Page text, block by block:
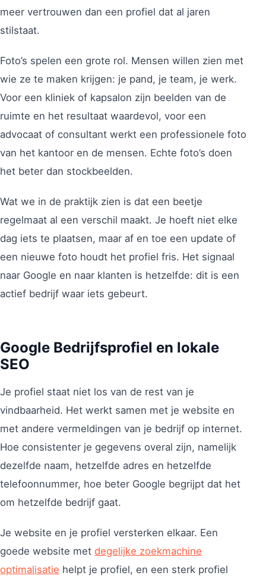
meer vertrouwen dan een profiel dat al jaren
stilstaat.
Foto’s spelen een grote rol. Mensen willen zien met
wie ze te maken krijgen: je pand, je team, je werk.
Voor een kliniek of kapsalon zijn beelden van de
ruimte en het resultaat waardevol, voor een
advocaat of consultant werkt een professionele foto
van het kantoor en de mensen. Echte foto’s doen
het beter dan stockbeelden.
Wat we in de praktijk zien is dat een beetje
regelmaat al een verschil maakt. Je hoeft niet elke
dag iets te plaatsen, maar af en toe een update of
een nieuwe foto houdt het profiel fris. Het signaal
naar Google en naar klanten is hetzelfde: dit is een
actief bedrijf waar iets gebeurt.
Google Bedrijfsprofiel en lokale
SEO
Je profiel staat niet los van de rest van je
vindbaarheid. Het werkt samen met je website en
met andere vermeldingen van je bedrijf op internet.
Hoe consistenter je gegevens overal zijn, namelijk
dezelfde naam, hetzelfde adres en hetzelfde
telefoonnummer, hoe beter Google begrijpt dat het
om hetzelfde bedrijf gaat.
Je website en je profiel versterken elkaar. Een
goede website met degelijke zoekmachine
optimalisatie helpt je profiel, en een sterk profiel